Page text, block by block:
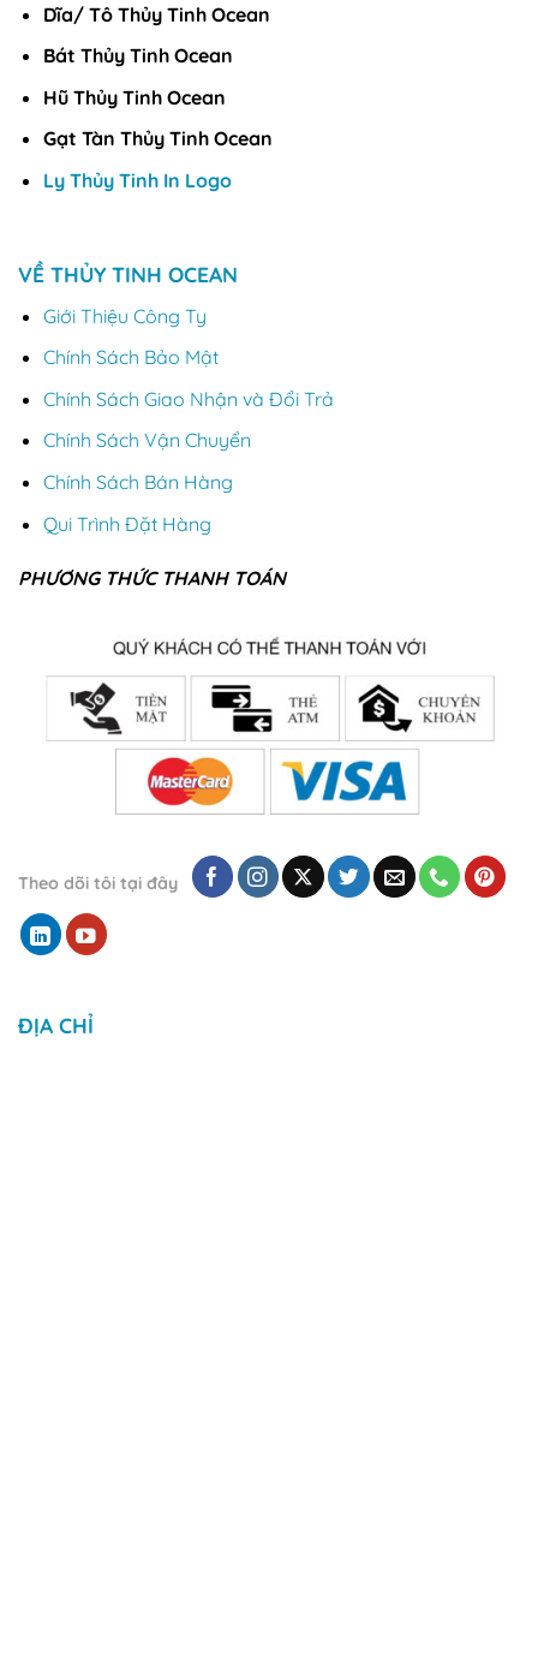
Dĩa/ Tô Thủy Tinh Ocean
Bát Thủy Tinh Ocean
Hũ Thủy Tinh Ocean
Gạt Tàn Thủy Tinh Ocean
Ly Thủy Tinh In Logo
VỀ THỦY TINH OCEAN
Giới Thiệu Công Ty
Chính Sách Bảo Mật
Chính Sách Giao Nhận và Đổi Trả
Chính Sách Vận Chuyển
Chính Sách Bán Hàng
Qui Trình Đặt Hàng
PHƯƠNG THỨC THANH TOÁN
Theo dõi tôi tại đây
ĐỊA CHỈ